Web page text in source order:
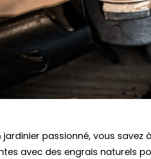
jardinier passionné, vous
avec des engrais naturels